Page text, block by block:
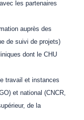
les partenaires
auprès des
de suivi de projets)
dont le CHU
travail et instances
et national (CNCR,
de la